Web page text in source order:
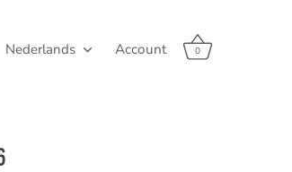
Taal
Nederlands Account 0